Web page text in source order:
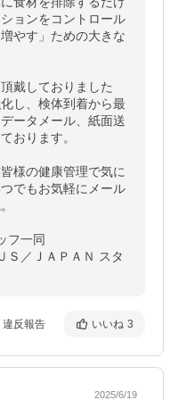
ョンをコントロール
やす」ための大きな
戴しておりました
し、検体到着から最
ータメール、紙面送
おります。
様の健康管理で気に
でもお気軽にメール
フ一同
Ｓ／ＪＡＰＡＮ スタ
違反報告 いいね 3
2025/6/19